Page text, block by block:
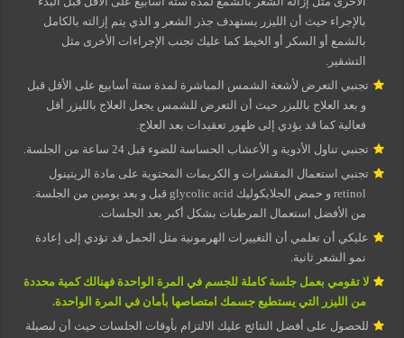
بالإجراء حيث أن الليزر يستهدف جذر الشعر و الذي يتم إزالته بالكامل
بالشمع أو السكر أو الخيط كما عليك تجنب الإجراءات الأخرى مثل
التشقير.
تجنبي التعرض لأشعة الشمس المباشرة لمدة ستة أسابيع على الأقل قبل
و بعد العلاج بالليزر حيث أن التعرض للشمس يجعل العلاج بالليزر أقل
فعالية كما قد يؤدي إلى ظهور تعقيدات بعد العلاج.
تجنبي تناول الأدوية و الأعشاب الحساسة للضوء قبل 24 ساعة من الجلسة.
تجنبي استعمال المقشرات و الكريمات المحتوية على مادة الريتينول
retinol و حمض الجلايكوليك glycolic acid قبل و بعد يومين من الجلسة.
من الأفضل استعمال المرطبات بشكل أكبر بعد الجلسات.
عليكي أن تعلمي أن التغييرات الهرمونية مثل الحمل قد تؤدي إلى إعادة
نمو الشعر ثانية.
لا تقومي بعمل جلسة كاملة للجسم في المرة الواحدة فهنالك كمية محددة
من الليزر التي يستطيع جسمك امتصاصها بأمان في المرة الواحدة.
للحصول على أفضل النتائج عليك الالتزام بأوقات الجلسات حيث أن لبصيلة